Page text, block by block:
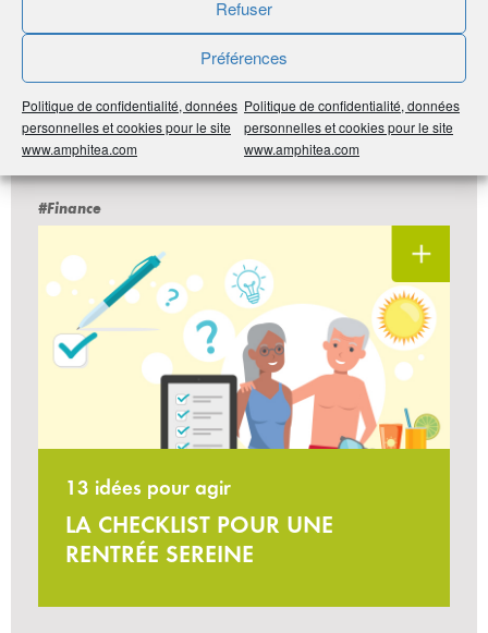
Refuser
Préférences
Politique de confidentialité, données
personnelles et cookies pour le site
www.amphitea.com
Politique de confidentialité, données
personnelles et cookies pour le site
www.amphitea.com
JUILLET 2026 : CE QU’IL FAUT
SAVOIR, ENTRE ACTUALITÉ ET
RAPPEL DE LA LOI
#Finance
13 idées pour agir
LA CHECKLIST POUR UNE
RENTRÉE SEREINE